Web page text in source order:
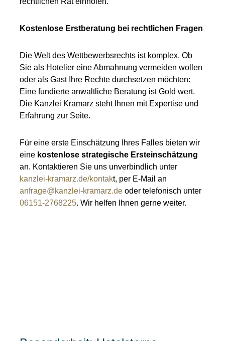
Kostenlose Erstberatung bei rechtlichen Fragen
Die Welt des Wettbewerbsrechts ist komplex. Ob
Sie als Hotelier eine Abmahnung vermeiden wollen
oder als Gast Ihre Rechte durchsetzen möchten:
Eine fundierte anwaltliche Beratung ist Gold wert.
Die Kanzlei Kramarz steht Ihnen mit Expertise und
Erfahrung zur Seite.
Für eine erste Einschätzung Ihres Falles bieten wir
eine kostenlose strategische Ersteinschätzung
an. Kontaktieren Sie uns unverbindlich unter
kanzlei-kramarz.de/kontakt, per E-Mail an
anfrage@kanzlei-kramarz.deoder telefonisch unter
06151-2768225. Wir helfen Ihnen gerne weiter.